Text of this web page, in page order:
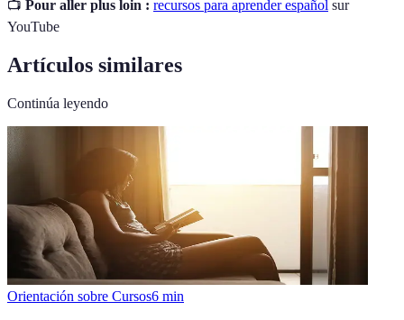
📺 Pour aller plus loin : recursos para aprender español sur
YouTube
Artículos similares
Continúa leyendo
Orientación sobre Cursos6 min